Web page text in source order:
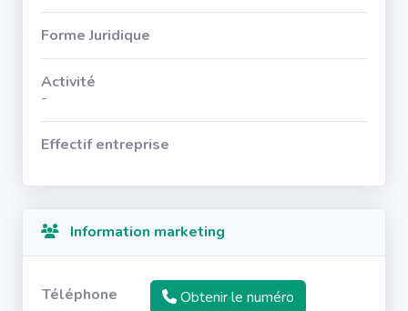
Forme Juridique
Activité
-
Effectif entreprise
Information marketing
Téléphone
Obtenir le numéro